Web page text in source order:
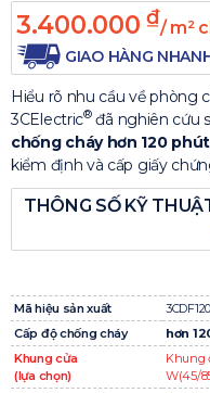
3.400.000 ₫/ m²
GIAO HÀNG
Hiểu rõ nhu cầu về phòng
3CElectric®đã nghiên cứu
chống cháy hơn 120 phút
kiểm định và cấp giấy
THÔNG SỐ KỸ
Mã hiệu sản xuất
Cấp độ chống cháy
hơn
Khung cửa
(lựa chọn)
Khung
W(45/